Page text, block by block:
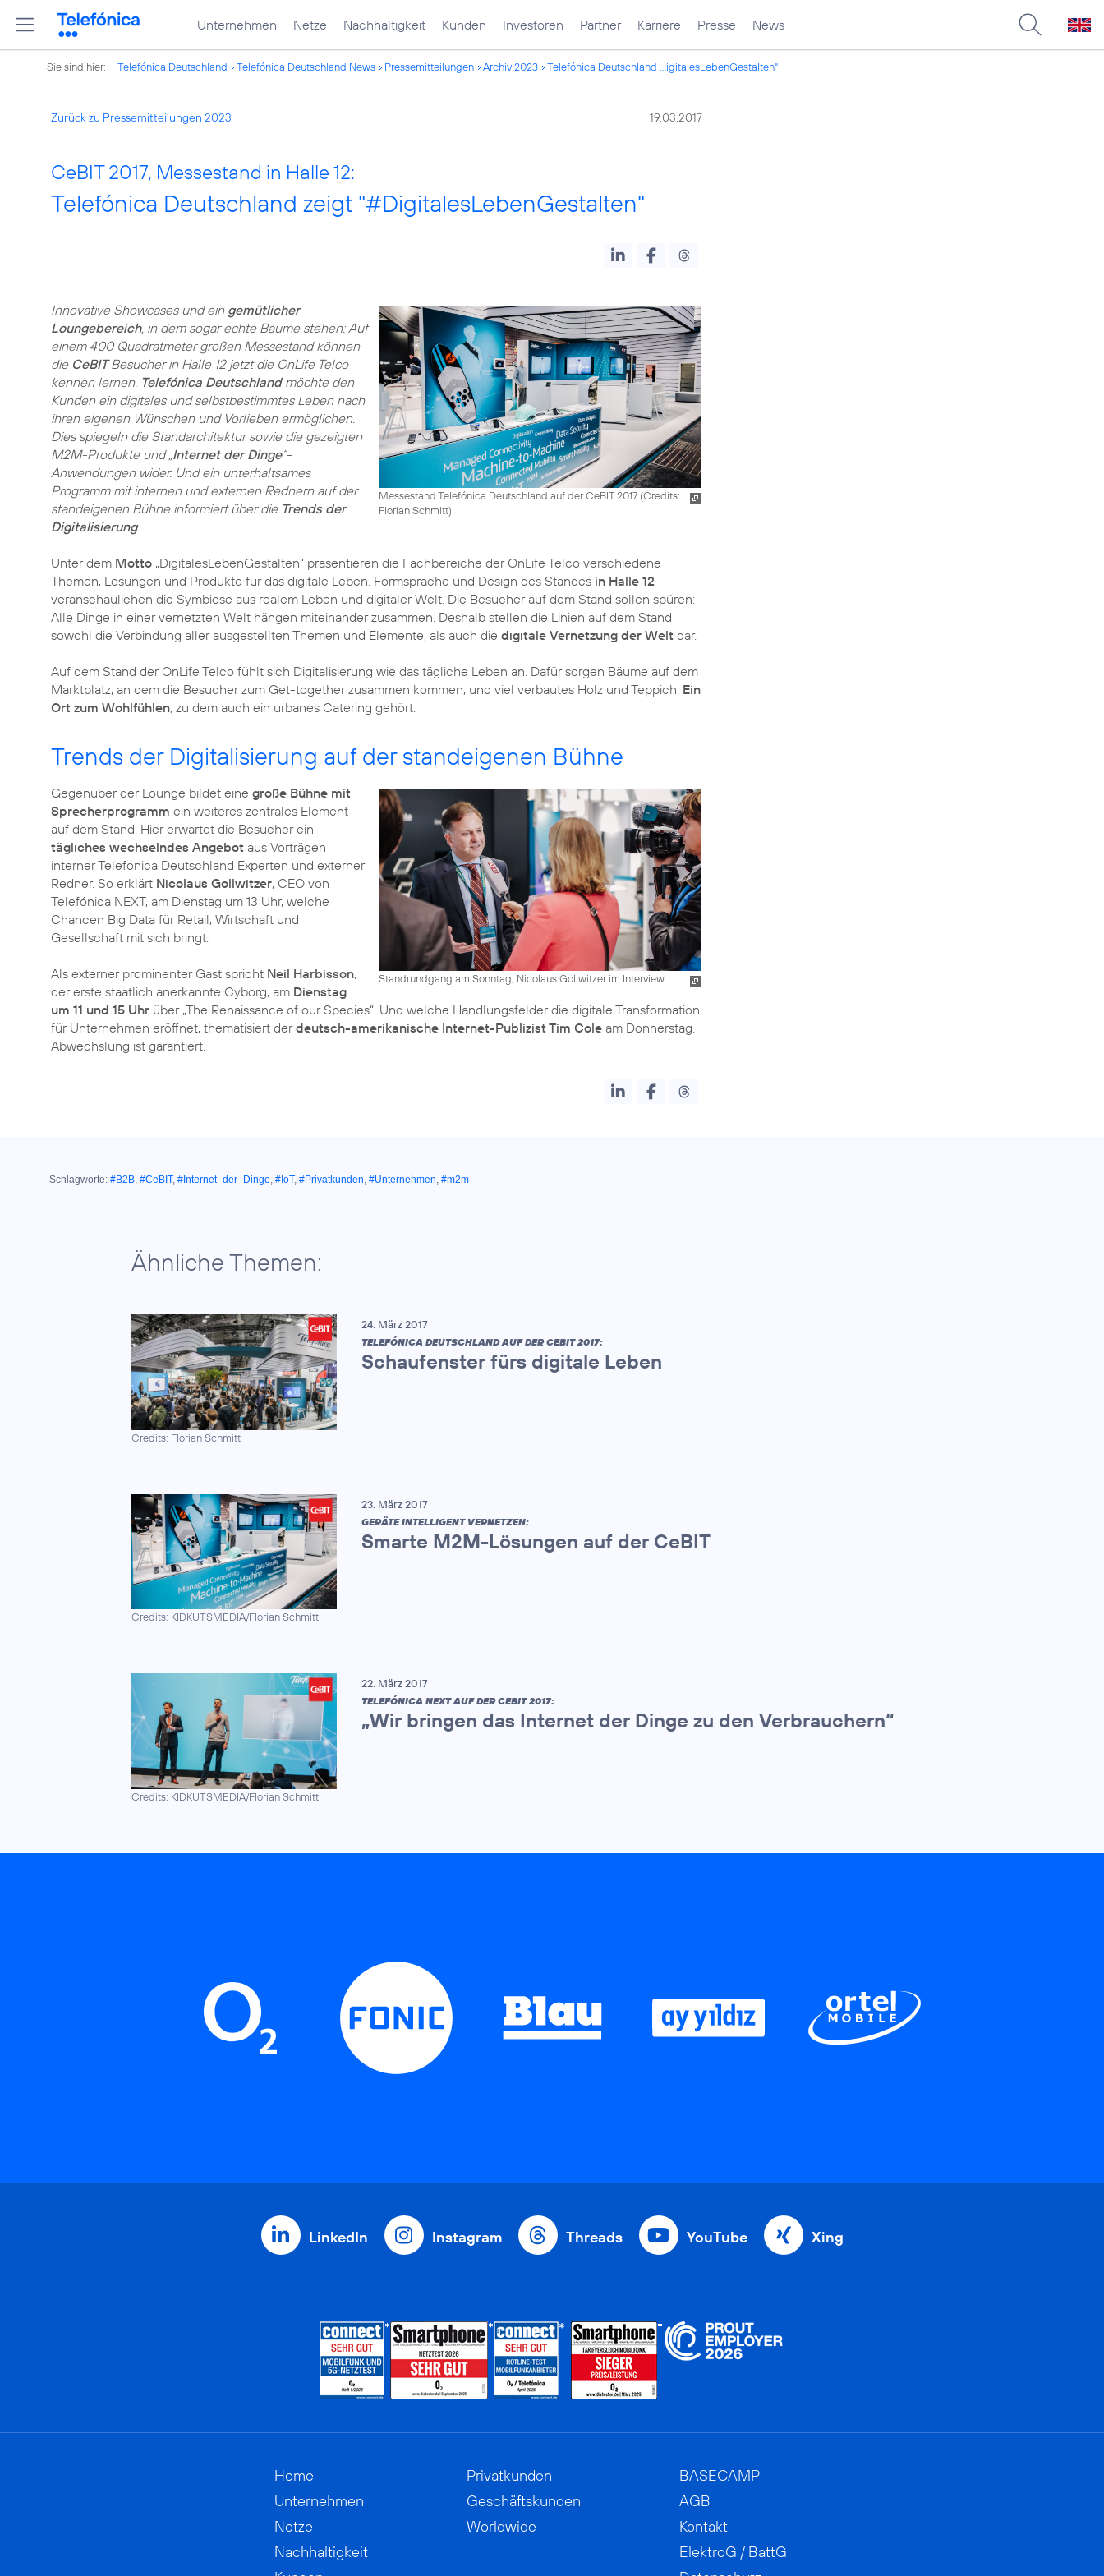
Unternehmen Netze Nachhaltigkeit Kunden Investoren Partner Karriere Presse News
Sie sind hier: Telefónica Deutschland Telefónica Deutschland News Pressemitteilungen Archiv 2023 Telefónica Deutschland ...igitalesLebenGestalten"
Zurück zu Pressemitteilungen 2023 19.03.2017
CeBIT 2017, Messestand in Halle 12:
Telefónica Deutschland zeigt "#DigitalesLebenGestalten"
Messestand Telefónica Deutschland auf der CeBIT 2017 (Credits:
Florian Schmitt)
Innovative Showcases und ein gemütlicher
Loungebereich, in dem sogar echte Bäume stehen: Auf
einem 400 Quadratmeter großen Messestand können
die CeBITBesucher in Halle 12 jetzt die OnLife Telco
kennen lernen. Telefónica Deutschlandmöchte den
Kunden ein digitales und selbstbestimmtes Leben nach
ihren eigenen Wünschen und Vorlieben ermöglichen.
Dies spiegeln die Standarchitektur sowie die gezeigten
M2M-Produkte und „Internet der Dinge“-
Anwendungen wider. Und ein unterhaltsames
Programm mit internen und externen Rednern auf der
standeigenen Bühne informiert über die Trends der
Digitalisierung.
Unter dem Motto „DigitalesLebenGestalten“ präsentieren die Fachbereiche der OnLife Telco verschiedene
Themen, Lösungen und Produkte für das digitale Leben. Formsprache und Design des Standes in Halle 12
veranschaulichen die Symbiose aus realem Leben und digitaler Welt. Die Besucher auf dem Stand sollen spüren:
Alle Dinge in einer vernetzten Welt hängen miteinander zusammen. Deshalb stellen die Linien auf dem Stand
sowohl die Verbindung aller ausgestellten Themen und Elemente, als auch die digitale Vernetzung der Welt dar.
Auf dem Stand der OnLife Telco fühlt sich Digitalisierung wie das tägliche Leben an. Dafür sorgen Bäume auf dem
Marktplatz, an dem die Besucher zum Get-together zusammen kommen, und viel verbautes Holz und Teppich. Ein
Ort zum Wohlfühlen, zu dem auch ein urbanes Catering gehört.
Trends der Digitalisierung auf der standeigenen Bühne
Standrundgang am Sonntag, Nicolaus Gollwitzer im Interview
Gegenüber der Lounge bildet eine große Bühne mit
Sprecherprogramm ein weiteres zentrales Element
auf dem Stand. Hier erwartet die Besucher ein
tägliches wechselndes Angebot aus Vorträgen
interner Telefónica Deutschland Experten und externer
Redner. So erklärt Nicolaus Gollwitzer, CEO von
Telefónica NEXT, am Dienstag um 13 Uhr, welche
Chancen Big Data für Retail, Wirtschaft und
Gesellschaft mit sich bringt.
Als externer prominenter Gast spricht Neil Harbisson,
der erste staatlich anerkannte Cyborg, am Dienstag
um 11 und 15 Uhr über „The Renaissance of our Species“. Und welche Handlungsfelder die digitale Transformation
für Unternehmen eröffnet, thematisiert derdeutsch-amerikanische Internet-Publizist Tim Cole am Donnerstag.
Abwechslung ist garantiert.
Schlagworte: #B2B, #CeBIT, #Internet_der_Dinge, #IoT, #Privatkunden, #Unternehmen, #m2m
Ähnliche Themen:
Credits: Florian Schmitt
24. März 2017
TELEFÓNICA DEUTSCHLAND AUF DER CEBIT 2017:
Schaufenster fürs digitale Leben
Credits: KIDKUTSMEDIA/Florian Schmitt
23. März 2017
GERÄTE INTELLIGENT VERNETZEN:
Smarte M2M-Lösungen auf der CeBIT
Credits: KIDKUTSMEDIA/Florian Schmitt
22. März 2017
TELEFÓNICA NEXT AUF DER CEBIT 2017:
„Wir bringen das Internet der Dinge zu den Verbrauchern“
LinkedIn Instagram Threads YouTube Xing
Home
Unternehmen
Netze
Nachhaltigkeit
Privatkunden
Geschäftskunden
Worldwide
BASECAMP
AGB
Kontakt
ElektroG / BattG